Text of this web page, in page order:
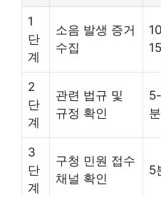
1
단
계
소음 발생 증거
수집
2
단
계
관련 법규 및
규정 확인
분
3
단
계
구청 민원 접수
채널 확인
5